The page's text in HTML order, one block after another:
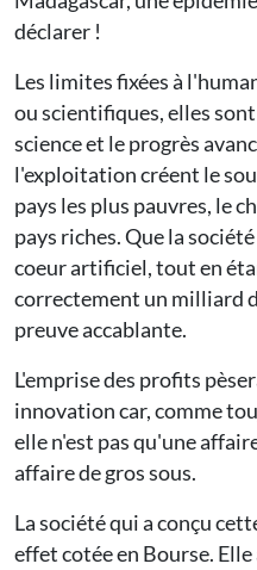
déclarer !
Les limites fixées à
ou scientifiques, elles
science et le progrès
l'exploitation créent le
pays les plus pauvres, le
pays riches. Que la
coeur artificiel, tout en
correctement un milliard
preuve accablante.
L'emprise des profits
innovation car, comme
elle n'est pas qu'une
affaire de gros sous.
La société qui a conçu
effet cotée en Bourse.